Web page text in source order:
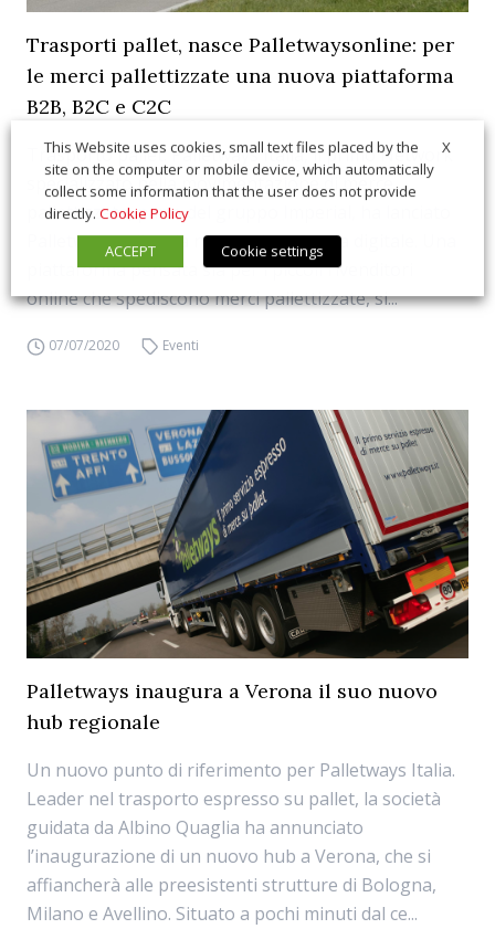
Trasporti pallet, nasce Palletwaysonline: per
le merci pallettizzate una nuova piattaforma
B2B, B2C e C2C
Trasporto pallet. Palletways Italia, il primo Network
specializzato nella movimentazione di merce
pallettizzata, parte del gruppo Imperial, ha lanciato
Palletwaysonline, la nuova piattaforma digitale. Una
piattaforma pensata sia per i piccoli rivenditori
online che spediscono merci pallettizzate, si...
07/07/2020 Eventi
Palletways inaugura a Verona il suo nuovo
hub regionale
Un nuovo punto di riferimento per Palletways Italia.
Leader nel trasporto espresso su pallet, la società
guidata da Albino Quaglia ha annunciato
l’inaugurazione di un nuovo hub a Verona, che si
affiancherà alle preesistenti strutture di Bologna,
Milano e Avellino. Situato a pochi minuti dal ce...
X
This Website uses cookies, small text files placed by the
site on the computer or mobile device, which automatically
collect some information that the user does not provide
directly. Cookie Policy
ACCEPT
Cookie settings